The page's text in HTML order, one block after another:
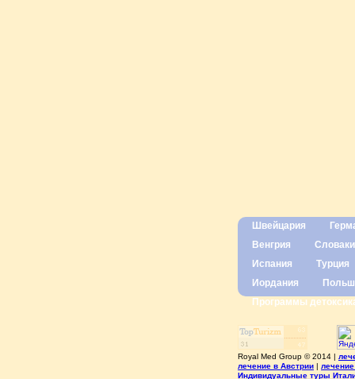
Швейцария
Венгрия
Испания
Турция
Иордания
Программы
Royal Med Group © 2014 |
лечение в Австрии |
Индивидуальные туры